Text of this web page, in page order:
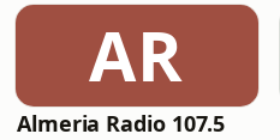
AR
Almeria Radio 107.5